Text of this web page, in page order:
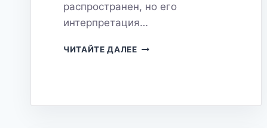
распространен, но его
интерпретация…
ЧИТАЙТЕ ДАЛЕЕДОБРЫЙ